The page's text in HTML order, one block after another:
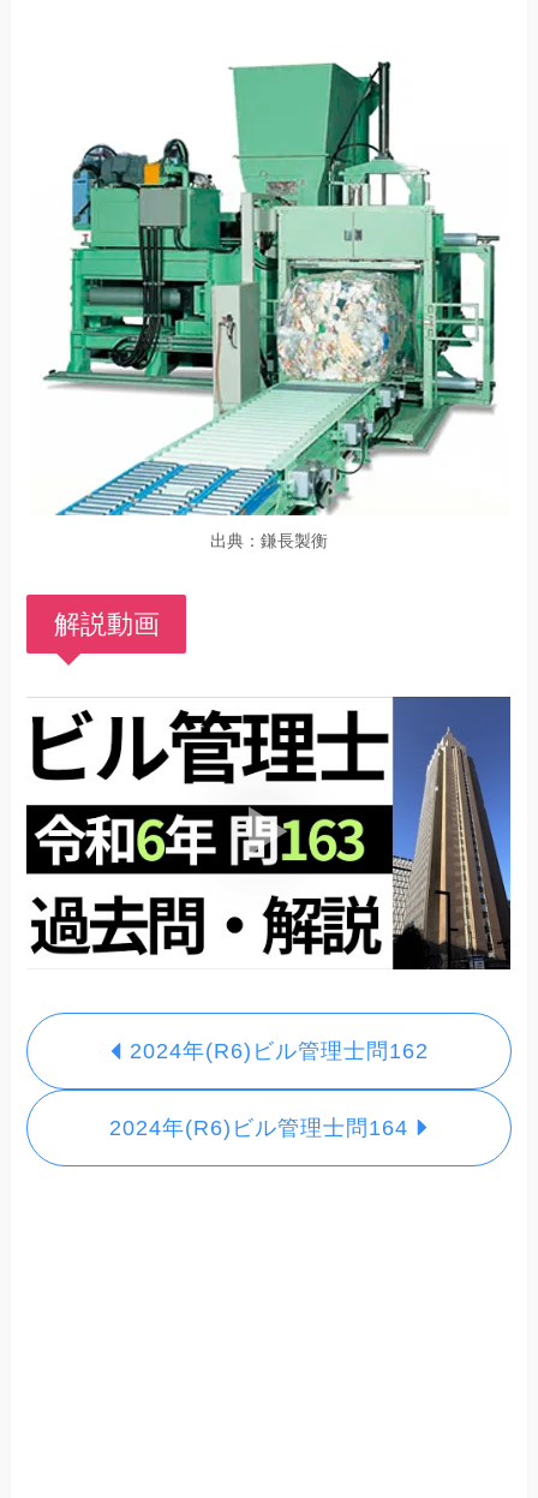
出典：鎌長製衡
解説動画
2024年(R6)ビル管理士問162
2024年(R6)ビル管理士問164